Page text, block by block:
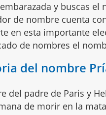
embarazada y buscas
de nombre cuenta
en esta importante
de nombres el
del nombre
del padre de Paris y
de morir en la